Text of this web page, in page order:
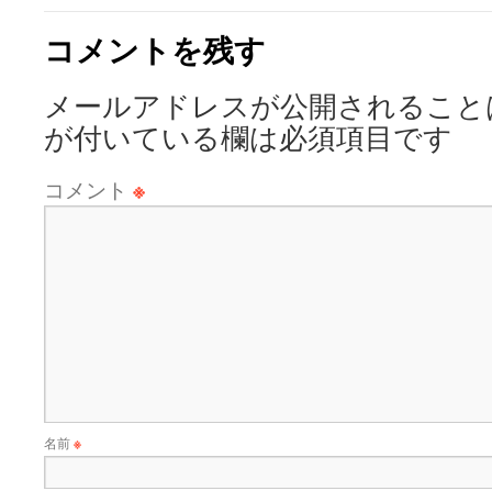
コメントを残す
メールアドレスが公開されるこ
が付いている欄は必須項目です
コメント ※
名前※